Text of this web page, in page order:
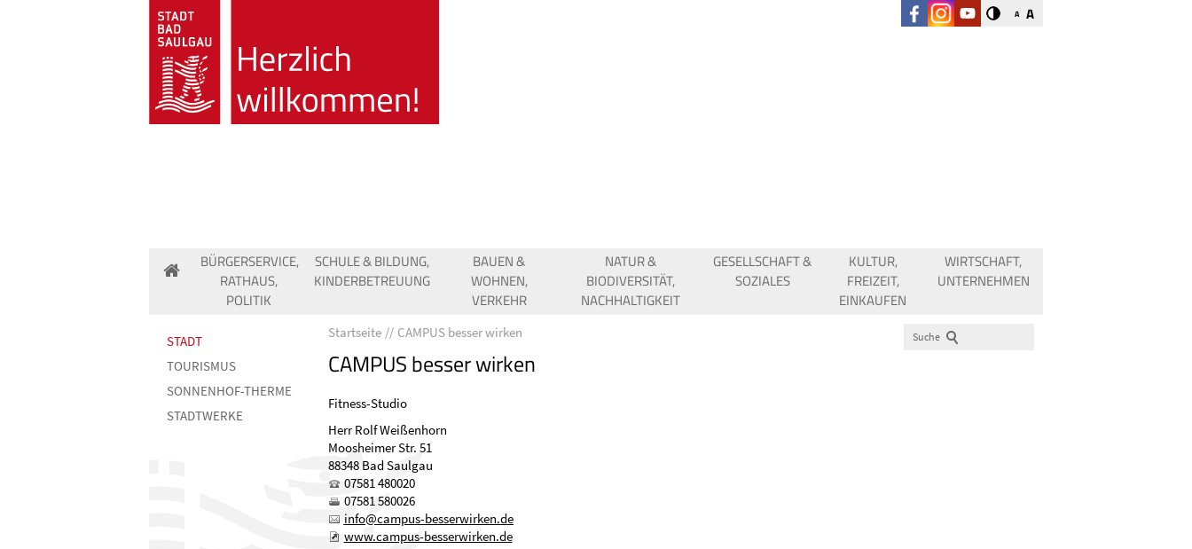
A A
BÜRGERSERVICE,
RATHAUS,
POLITIK
SCHULE & BILDUNG,
KINDERBETREUUNG
BAUEN &
WOHNEN,
VERKEHR
NATUR &
BIODIVERSITÄT,
NACHHALTIGKEIT
GESELLSCHAFT &
SOZIALES
KULTUR,
FREIZEIT,
EINKAUFEN
WIRTSCHAFT,
UNTERNEHMEN
STADT
TOURISMUS
SONNENHOF-THERME
STADTWERKE
Startseite CAMPUS besser wirken
CAMPUS besser wirken
Fitness-Studio
Herr Rolf Weißenhorn
Moosheimer Str. 51
88348 Bad Saulgau
07581 480020
07581 580026
nf
c mp s-b ss rw rk n d
www.campus-besserwirken.de
Suche